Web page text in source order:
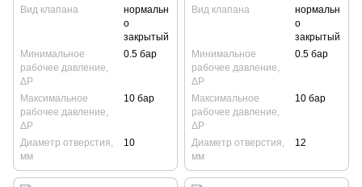
Вид клапана
нормальн
о
закрытый
Минимальное
рабочее давление,
ΔP
0.5 бар
Максимальное
рабочее давление,
ΔP
10 бар
Диаметр отверстия,
мм
10
Вид клапана
нормальн
о
закрытый
Минимальное
рабочее давление,
ΔP
0.5 бар
Максимальное
рабочее давление,
ΔP
10 бар
Диаметр отверстия,
мм
12